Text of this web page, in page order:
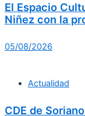
El Espacio
Niñez con la
05/08/2026
Actualidad
CDE de